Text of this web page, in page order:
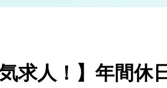
求人！】年間